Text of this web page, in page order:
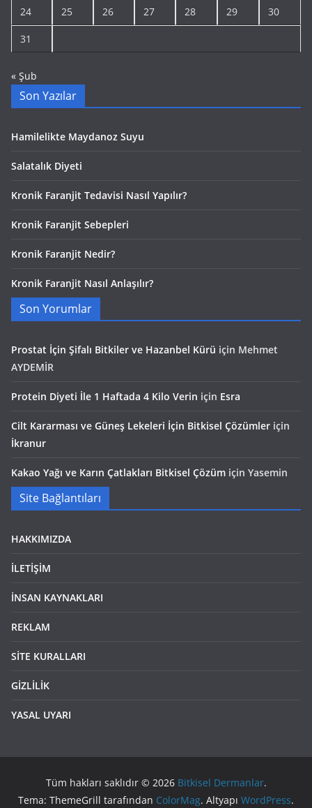
24 25 26 27 28 29 30
31
« Şub
Son Yazılar
Hamilelikte Maydanoz Suyu
Salatalık Diyeti
Kronik Faranjit Tedavisi Nasıl Yapılır?
Kronik Faranjit Sebepleri
Kronik Faranjit Nedir?
Kronik Faranjit Nasıl Anlaşılır?
Son Yorumlar
Prostat İçin Şifalı Bitkiler ve Hazanbel Kürü için Mehmet
AYDEMİR
Protein Diyeti İle 1 Haftada 4 Kilo Verin için Esra
Cilt Kararması ve Güneş Lekeleri İçin Bitkisel Çözümler için
İkranur
Kakao Yağı ve Karın Çatlakları Bitkisel Çözüm için Yasemin
Site Bağlantıları
HAKKIMIZDA
İLETİŞİM
İNSAN KAYNAKLARI
REKLAM
SİTE KURALLARI
GİZLİLİK
YASAL UYARI
Tüm hakları saklıdır © 2026 Bitkisel Dermanlar.
Tema: ThemeGrill tarafından ColorMag. Altyapı WordPress.